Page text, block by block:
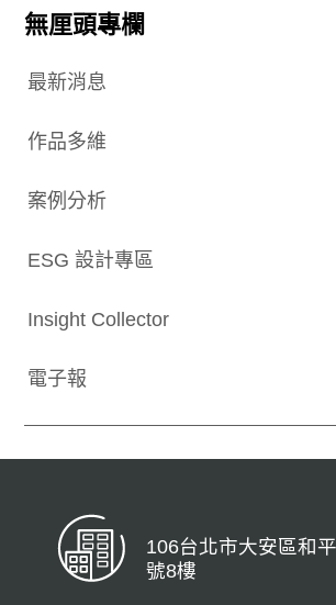
無厘頭專欄
最新消息
作品多維
案例分析
ESG 設計專區
Insight Collector
電子報
106台北市大安區和
號8樓